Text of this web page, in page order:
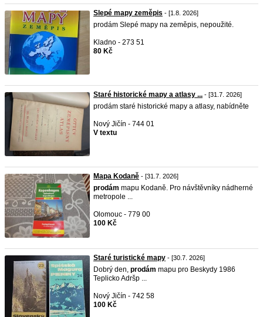
Slepé mapy zeměpis - [1.8. 2026]
prodám Slepé mapy na zeměpis, nepoužité.
Kladno - 273 51
80 Kč
Staré historické mapy a atlasy ... - [31.7. 2026]
prodám staré historické mapy a atlasy, nabídněte
Nový Jičín - 744 01
V textu
Mapa Kodaně - [31.7. 2026]
prodám mapu Kodaně. Pro návštěvníky nádherné
metropole ...
Olomouc - 779 00
100 Kč
Staré turistické mapy - [30.7. 2026]
Dobrý den, prodám mapu pro Beskydy 1986
Teplicko Adršp ...
Nový Jičín - 742 58
100 Kč